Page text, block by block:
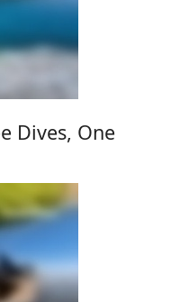
Dives, One